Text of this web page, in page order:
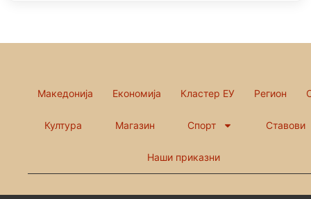
Македонија Економија Кластер ЕУ Регион
Култура Магазин Спорт Ставови
Наши приказни